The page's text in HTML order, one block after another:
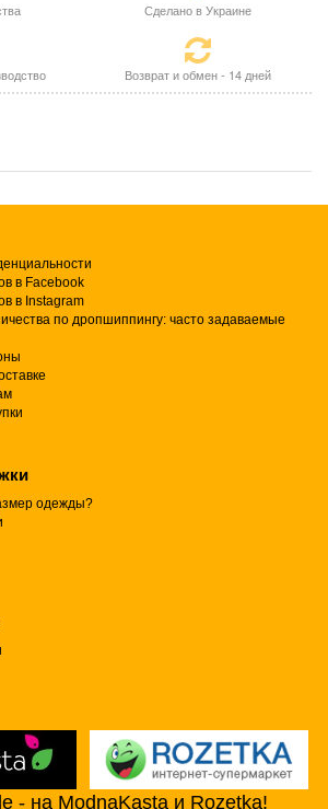
Сделано в Украине
Возврат и обмен - 14 дней
в Facebook
в Instagram
по дропшиппингу: часто задаваемые
одежды?
- на ModnaKasta и Rozetka!